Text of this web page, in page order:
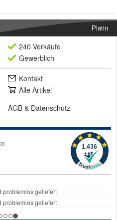
Platin
240 Verkäufe
Gewerblich
Kontakt
Alle Artikel
AGB & Datenschutz